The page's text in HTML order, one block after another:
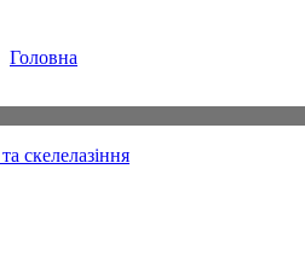
Головна
скелелазіння